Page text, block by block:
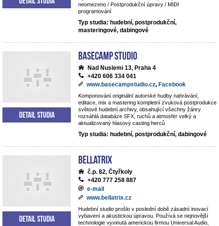
neomezeno / Postprodukční úpravy / MIDI
programování
Typ studia: hudební, postprodukční,
masteringové, dabingové
BaseCamp studio
Nad Nuslemi 13, Praha 4
+420 606 334 041
www.basecampstudio.cz, Facebook
Komponování originální autorské hudby nahrávání,
editace, mix a mastering kompletní zvuková postprodukce
světové hudební archivy, obsahující všechny žánry
rozsáhlá databáze SFX, ruchů a atmosfér velký a
aktualizovaný hlasový casting herců
Typ studia: hudební, postprodukční, dabingové
Detail studia
BELLATRIX
č.p. 82, Čtyřkoly
+420 777 258 887
e-mail
www.bellatrix.cz
Hudební studio prošlo v poslední době zásadní inovací
vybavení a akustickou úpravou. Používá se nejnovější
technologie vyvinutá americkou firmou Universal Audio,
Detail studia